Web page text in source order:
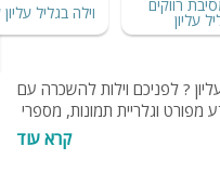
רווקים
עליון וילה בגליל
בגליל העליון ? לפניכם וילות להשכרה עם
מפורט וגלריית תמונות, מספרי
הווילות נבדקות אישית ע"י
האתר לייעוץ והכוונה
קרא עוד